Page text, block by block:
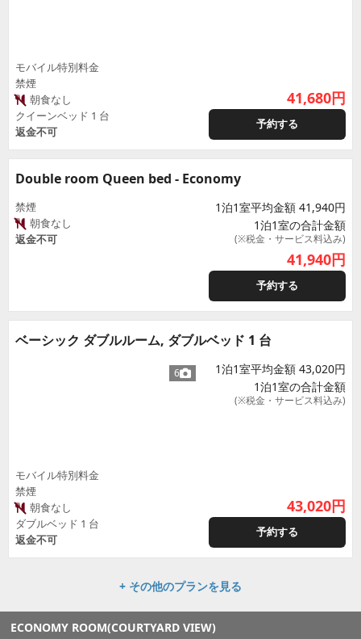
モバイル特別料金
禁煙
朝食なし
クイーンベッド 1 台
返金不可
41,680円
予約する
Double room Queen bed - Economy
禁煙
朝食なし
返金不可
1泊1室平均金額 41,940円
1泊1室の合計金額
(※税金・サービス料込み)
41,940円
予約する
ベーシック ダブルルーム, ダブルベッド 1 台
6
モバイル特別料金
禁煙
朝食なし
ダブルベッド 1 台
返金不可
1泊1室平均金額 43,020円
1泊1室の合計金額
(※税金・サービス料込み)
43,020円
予約する
+ その他のプランを見る
ECONOMY ROOM(COURTYARD VIEW)